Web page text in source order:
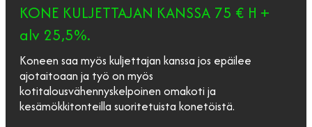
KONE KULJETTAJAN KANSSA 75 € H +
alv 25,5%.
Koneen saa myös kuljettajan kanssa jos epäilee
ajotaitoaan ja työ on myös
kotitalousvähennyskelpoinen omakoti ja
kesämökkitonteilla suoritetuista konetöistä.